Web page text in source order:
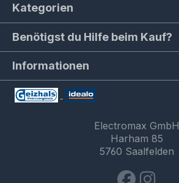
Kategorien
Benötigst du Hilfe beim Kauf?
Informationen
Electromax GmbH
Harham 85
5760 Saalfelden